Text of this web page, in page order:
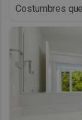
Costumbres